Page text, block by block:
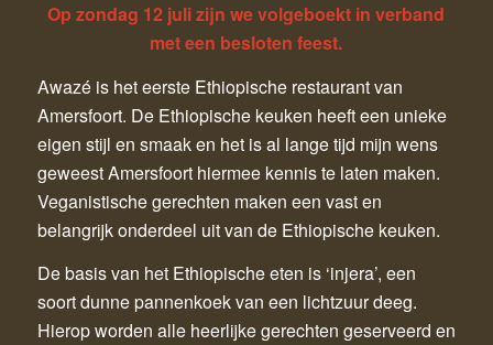
Op zondag 12 juli zijn we volgeboekt in verband
met een besloten feest.
Awazé is het eerste Ethiopische restaurant van
Amersfoort. De Ethiopische keuken heeft een unieke
eigen stijl en smaak en het is al lange tijd mijn wens
geweest Amersfoort hiermee kennis te laten maken.
Veganistische gerechten maken een vast en
belangrijk onderdeel uit van de Ethiopische keuken.
De basis van het Ethiopische eten is ‘injera’, een
soort dunne pannenkoek van een lichtzuur deeg.
Hierop worden alle heerlijke gerechten geserveerd en